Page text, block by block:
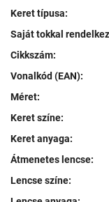
Keret típusa:
Saját tokkal
Cikkszám:
Vonalkód (EAN):
Méret:
Keret színe:
Keret anyaga:
Átmenetes lencse:
Lencse színe: